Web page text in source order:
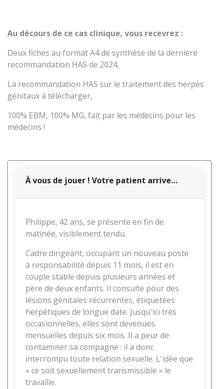
Au décours de ce cas clinique, vous recevrez :
Deux fiches au format A4 de synthèse de la dernière
recommandation HAS de 2024,
La recommandation HAS sur le traitement des herpès
génitaux à télécharger,
100% EBM, 100% MG, fait par les médecins pour les
médecins !
À vous de jouer ! Votre patient arrive…
Philippe, 42 ans, se présente en fin de
matinée, visiblement tendu.
Cadre dirigeant, occupant un nouveau poste
à responsabilité depuis 11 mois, il est en
couple stable depuis plusieurs années et
père de deux enfants. Il consulte pour des
lésions génitales récurrentes, étiquetées
herpétiques de longue date. Jusqu'ici très
occasionnelles, elles sont devenues
mensuelles depuis six mois. Il a peur de
contaminer sa compagne : il a donc
interrompu toute relation sexuelle. L'idée que
« ce soit sexuellement transmissible » le
travaille.